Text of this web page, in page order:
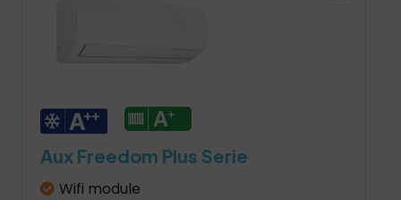
Aux Freedom Plus Serie
Wifi module